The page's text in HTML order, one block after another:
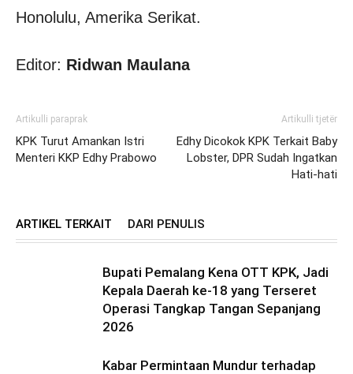
Honolulu, Amerika Serikat.
Editor: Ridwan Maulana
Artikulli paraprak
KPK Turut Amankan Istri
Menteri KKP Edhy Prabowo
Artikulli tjetër
Edhy Dicokok KPK Terkait Baby
Lobster, DPR Sudah Ingatkan
Hati-hati
ARTIKEL TERKAIT DARI PENULIS
Bupati Pemalang Kena OTT KPK, Jadi
Kepala Daerah ke-18 yang Terseret
Operasi Tangkap Tangan Sepanjang
2026
Kabar Permintaan Mundur terhadap